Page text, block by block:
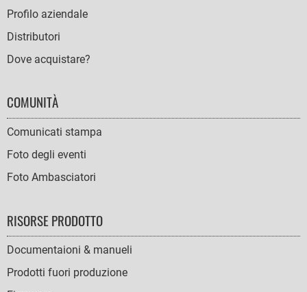
Profilo aziendale
Distributori
Dove acquistare?
COMUNITÀ
Comunicati stampa
Foto degli eventi
Foto Ambasciatori
RISORSE PRODOTTO
Documentaioni & manueli
Prodotti fuori produzione